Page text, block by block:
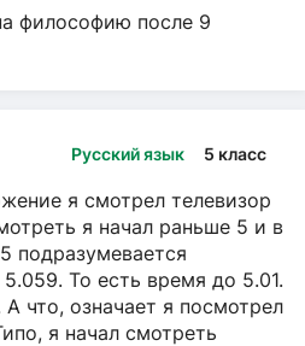
философию после 9
Русский язык 5 класс
я смотрел телевизор
я начал раньше 5 и в
подразумевается
То есть время до 5.01.
что, означает я посмотрел
я начал смотреть